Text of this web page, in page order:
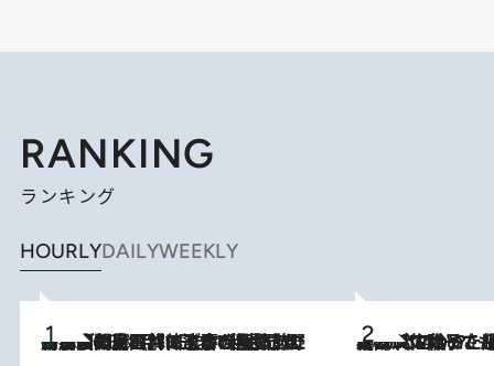
RANKING
ランキング
HOURLYDAILYWEEKLY
2026.8.8
「最後に見られてよかった」上野動物園の東園パンダ舎が解体前に特別公開。8月16日まで延長されたパネル展と共に辿る“半世紀”のパンダ飼育《解体工事の図面あり》 2026.8.5
【阿川佐和子さんの年とる力】なぜ70代で始めた趣味は“こんなに楽しい”のか？ ピアノ、俳句…スランプに陥っても続けられる“ある秘訣”とは